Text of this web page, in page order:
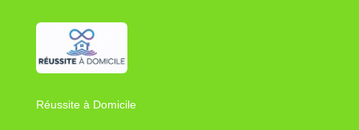
Réussite à Domicile